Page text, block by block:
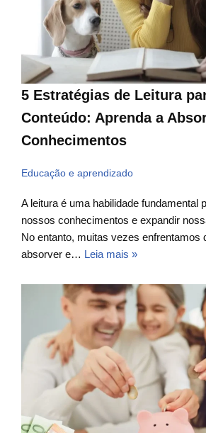
5 Estratégias de Leitura
Conteúdo: Aprenda a
Conhecimentos
Educação e aprendizado
A leitura é uma habilidade fundamental
nossos conhecimentos e expandir
No entanto, muitas vezes enfrentamos
absorver e… Leia mais »